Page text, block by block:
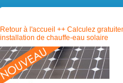
Retour à l'accueil ++ Calculez
installation de chauffe-eau solaire